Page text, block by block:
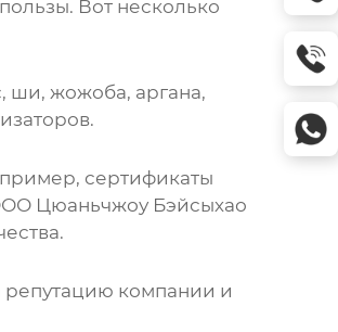
Вот несколько
ши, жожоба, аргана,
сертификаты
Цюаньчжоу Бэйсыхао
репутацию компании и